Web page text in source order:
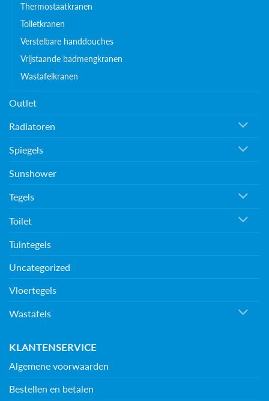
Thermostaatkranen
Toiletkranen
Verstelbare handdouches
Vrijstaande badmengkranen
Wastafelkranen
Outlet
Radiatoren
Spiegels
Sunshower
Tegels
Toilet
Tuintegels
Uncategorized
Vloertegels
Wastafels
KLANTENSERVICE
Algemene voorwaarden
Bestellen en betalen